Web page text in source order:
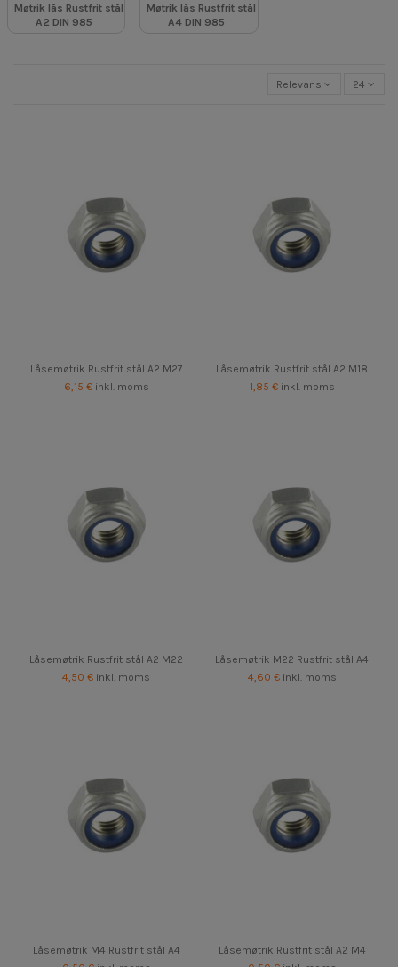
Møtrik lås Rustfrit stål
A2 DIN 985
Møtrik lås Rustfrit stål
A4 DIN 985
Relevans 24
Låsemøtrik Rustfrit stål A2 M27
6,15 € inkl. moms
Låsemøtrik Rustfrit stål A2 M18
1,85 € inkl. moms
Låsemøtrik Rustfrit stål A2 M22
4,50 € inkl. moms
Låsemøtrik M22 Rustfrit stål A4
4,60 € inkl. moms
Låsemøtrik M4 Rustfrit stål A4
Låsemøtrik Rustfrit stål A2 M4